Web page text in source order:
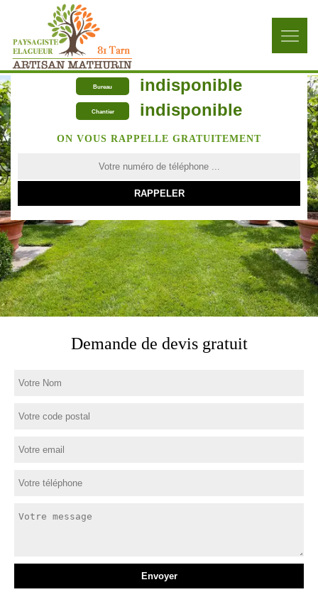
Bureau indisponible
Chantier indisponible
ON VOUS RAPPELLE GRATUITEMENT
Demande de devis gratuit